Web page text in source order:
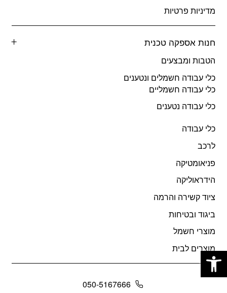
מדיניות פרטיות
חנות אספקה טכנית
הטבות ומבצעים
כלי עבודה חשמלים ונטענים
כלי עבודה חשמליים
כלי עבודה נטענים
כלי עבודה
לרכב
פניאומטיקה
הידראוליקה
ציוד קשירה והרמה
ביגוד ובטיחות
מוצרי חשמל
מוצרים לבית
050-5167666
פתח סרגל נגישות